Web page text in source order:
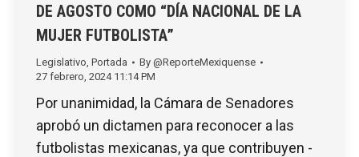
DE AGOSTO COMO “DÍA NACIONAL DE LA
MUJER FUTBOLISTA”
Legislativo Portada By @ReporteMexiquense
27 febrero, 2024 11:14 PM
Por unanimidad, la Cámara de Senadores
aprobó un dictamen para reconocer a las
futbolistas mexicanas, ya que contribuyen -